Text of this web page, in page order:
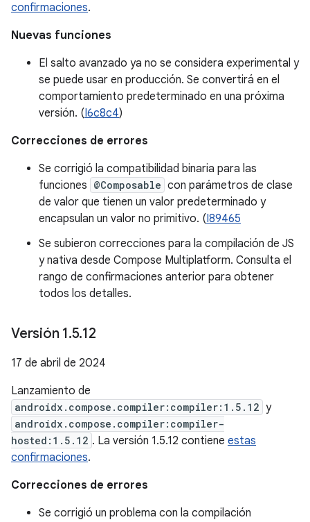
confirmaciones.
Nuevas funciones
El salto avanzado ya no se considera experimental y
se puede usar en producción. Se convertirá en el
comportamiento predeterminado en una próxima
versión. (I6c8c4)
Correcciones de errores
Se corrigió la compatibilidad binaria para las
funciones @Composable con parámetros de clase
de valor que tienen un valor predeterminado y
encapsulan un valor no primitivo. (I89465
Se subieron correcciones para la compilación de JS
y nativa desde Compose Multiplatform. Consulta el
rango de confirmaciones anterior para obtener
todos los detalles.
Versión 1.5.12
17 de abril de 2024
Lanzamiento de
androidx.compose.compiler:compiler:1.5.12 y
androidx.compose.compiler:compiler-
hosted:1.5.12 . La versión 1.5.12 contiene estas
confirmaciones.
Correcciones de errores
Se corrigió un problema con la compilación